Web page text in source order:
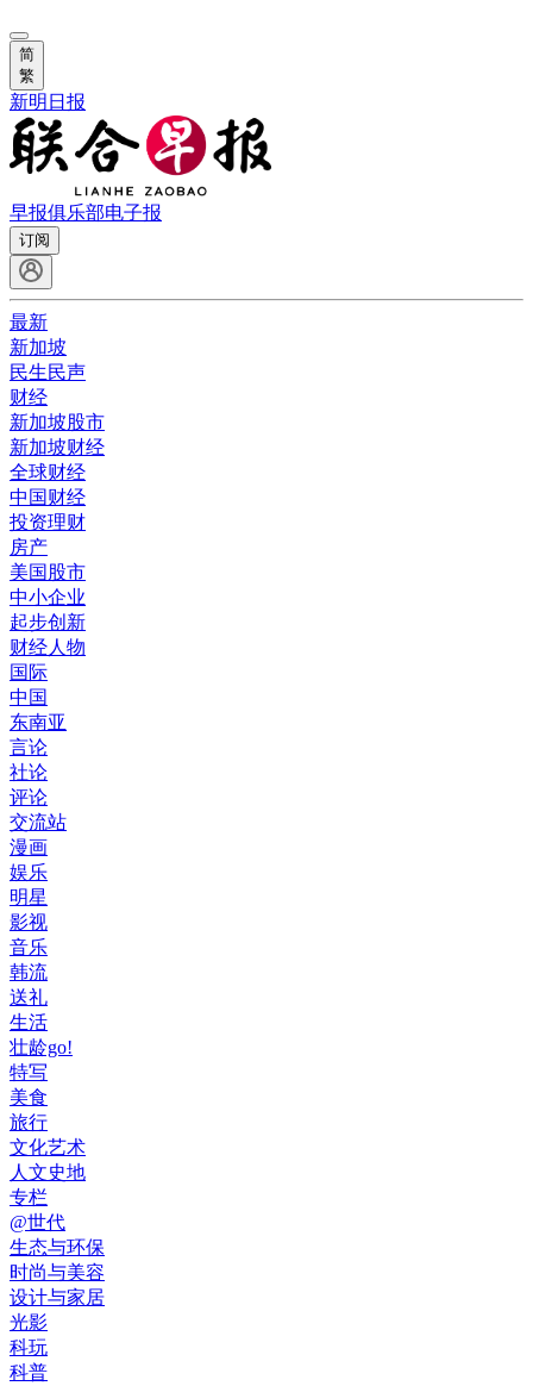
简
繁
新明日报
早报俱乐部电子报
订阅
最新
新加坡
民生民声
财经
新加坡股市
新加坡财经
全球财经
中国财经
投资理财
房产
美国股市
中小企业
起步创新
财经人物
国际
中国
东南亚
言论
社论
评论
交流站
漫画
娱乐
明星
影视
音乐
韩流
送礼
生活
壮龄go!
特写
美食
旅行
文化艺术
人文史地
专栏
@世代
生态与环保
时尚与美容
设计与家居
光影
科玩
科普